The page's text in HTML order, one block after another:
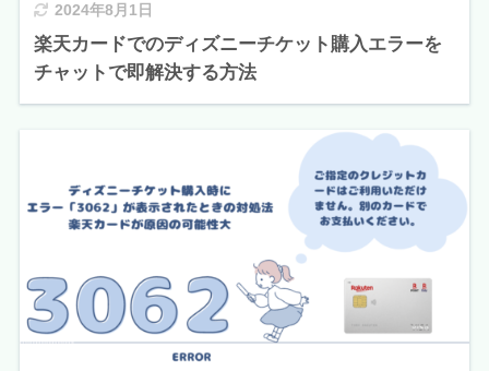
2024年8月1日
楽天カードでのディズニーチケット購入エラーを
チャットで即解決する方法